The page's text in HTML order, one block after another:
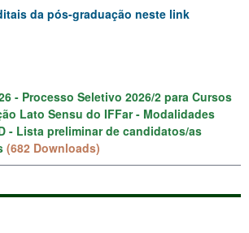
da pós-graduação neste link
- Processo Seletivo 2026/2 para Cursos
Lato Sensu do IFFar - Modalidades
- Lista preliminar de candidatos/as
(682 Downloads)